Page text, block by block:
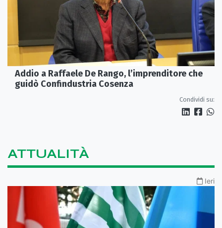
Addio a Raffaele De Rango, l’imprenditore che
guidò Confindustria Cosenza
Condividi su:
ATTUALITÀ
Ieri